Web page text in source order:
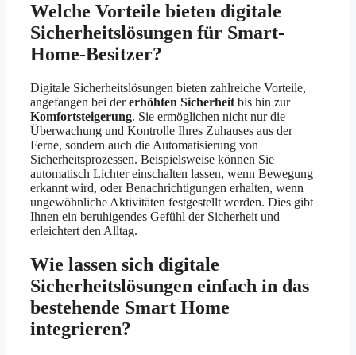
Welche Vorteile bieten digitale
Sicherheitslösungen für Smart-
Home-Besitzer?
Digitale Sicherheitslösungen bieten zahlreiche Vorteile,
angefangen bei dererhöhten Sicherheit bis hin zur
Komfortsteigerung. Sie ermöglichen nicht nur die
Überwachung und Kontrolle Ihres Zuhauses aus der
Ferne, sondern auch die Automatisierung von
Sicherheitsprozessen. Beispielsweise können Sie
automatisch Lichter einschalten lassen, wenn Bewegung
erkannt wird, oder Benachrichtigungen erhalten, wenn
ungewöhnliche Aktivitäten festgestellt werden. Dies gibt
Ihnen ein beruhigendes Gefühl der Sicherheit und
erleichtert den Alltag.
Wie lassen sich digitale
Sicherheitslösungen einfach in das
bestehende Smart Home
integrieren?